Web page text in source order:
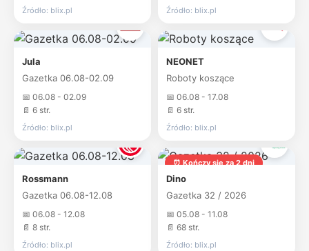
Źródło: blix.pl Źródło: blix.pl
Jula
Gazetka 06.08-02.09
📅 06.08 - 02.09
📄 6 str.
Źródło: blix.pl
NEONET
Roboty koszące
📅 06.08 - 17.08
📄 6 str.
Źródło: blix.pl
Rossmann
Gazetka 06.08-12.08
📅 06.08 - 12.08
📄 8 str.
Źródło: blix.pl
⏰ Kończy się za 2 dni
Dino
Gazetka 32 / 2026
📅 05.08 - 11.08
📄 68 str.
Źródło: blix.pl